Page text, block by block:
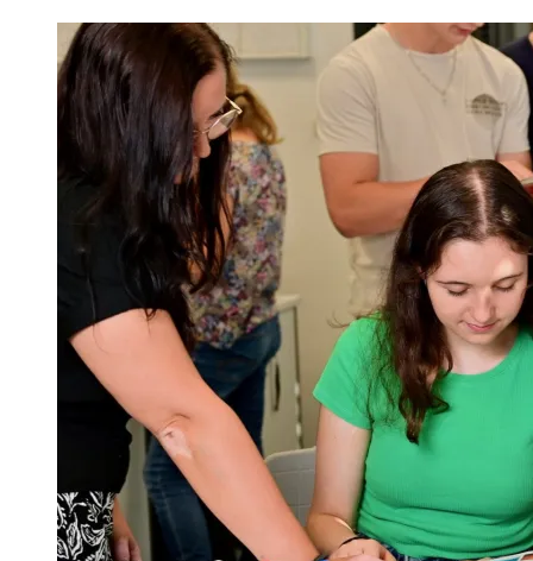
Gepostet
September
Von